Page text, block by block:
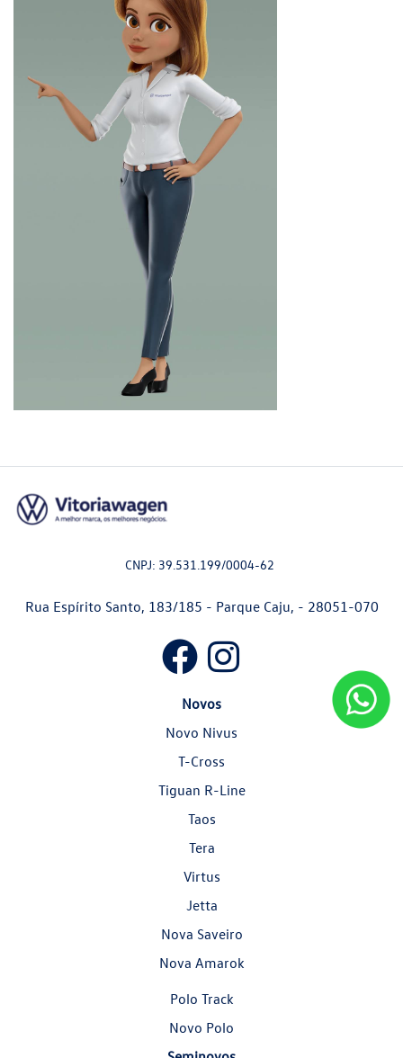
CNPJ: 39.531.199/0004-62
Rua Espírito Santo, 183/185 - Parque Caju, - 28051-070
Novos
Novo Nivus
T-Cross
Tiguan R-Line
Taos
Tera
Virtus
Jetta
Nova Saveiro
Nova Amarok
Polo Track
Novo Polo